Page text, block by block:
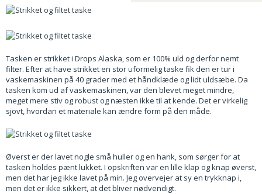
Tasken er strikket i Drops Alaska, som er 100% uld og derfor nemt
filter. Efter at have strikket en stor uformelig taske fik den er tur i
vaskemaskinen på 40 grader med et håndklæde og lidt uldsæbe. Da
tasken kom ud af vaskemaskinen, var den blevet meget mindre,
meget mere stiv og robust og næsten ikke til at kende. Det er virkelig
sjovt, hvordan et materiale kan ændre form på den måde.
Øverst er der lavet nogle små huller og en hank, som sørger for at
tasken holdes pænt lukket. I opskriften var en lille klap og knap øverst,
men det har jeg ikke lavet på min. Jeg overvejer at sy en trykknap i,
men det er ikke sikkert, at det bliver nødvendigt.